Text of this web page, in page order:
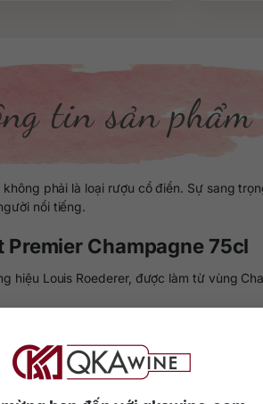
tin sản phẩm
phải là loại rượu cổ điển. Sự sang
nổi tiếng.
Premier Champagne 75cl
hiệu Louis Roederer, được làm từ vùng
Hương vị hấp dẫn và đa dạng tạo ra